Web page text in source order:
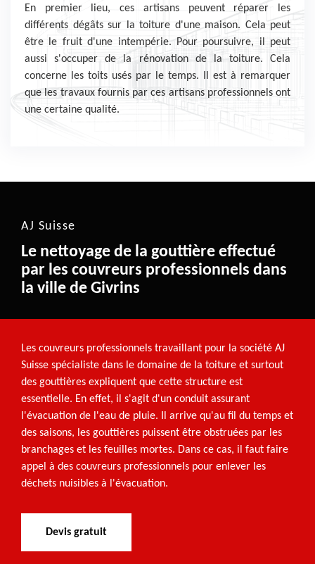
En premier lieu, ces artisans peuvent réparer les
différents dégâts sur la toiture d'une maison. Cela peut
être le fruit d'une intempérie. Pour poursuivre, il peut
aussi s'occuper de la rénovation de la toiture. Cela
concerne les toits usés par le temps. Il est à remarquer
que les travaux fournis par ces artisans professionnels ont
une certaine qualité.
AJ Suisse
Le nettoyage de la gouttière effectué
par les couvreurs professionnels dans
la ville de Givrins
Les couvreurs professionnels travaillant pour la société AJ
Suisse spécialiste dans le domaine de la toiture et surtout
des gouttières expliquent que cette structure est
essentielle. En effet, il s'agit d'un conduit assurant
l'évacuation de l'eau de pluie. Il arrive qu'au fil du temps et
des saisons, les gouttières puissent être obstruées par les
branchages et les feuilles mortes. Dans ce cas, il faut faire
appel à des couvreurs professionnels pour enlever les
déchets nuisibles à l'évacuation.
Devis gratuit